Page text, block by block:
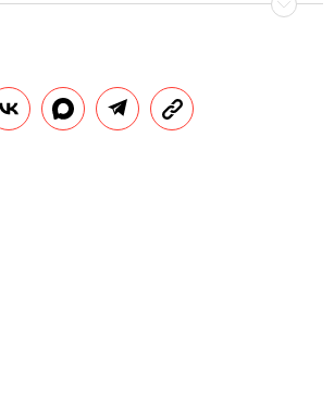
и беспощадно: как